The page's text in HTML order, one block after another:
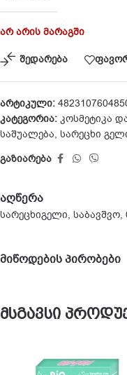
არ არის მარაგში
შედარება
არტიკული:
კატეგორია: კოსმეტიკა
საშუალება, სარეცხი
გაზიარება
აღწერა
სარეცხიგელი,
მიწოდების პირობები
მსგავსი